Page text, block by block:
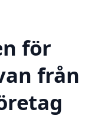
för
från